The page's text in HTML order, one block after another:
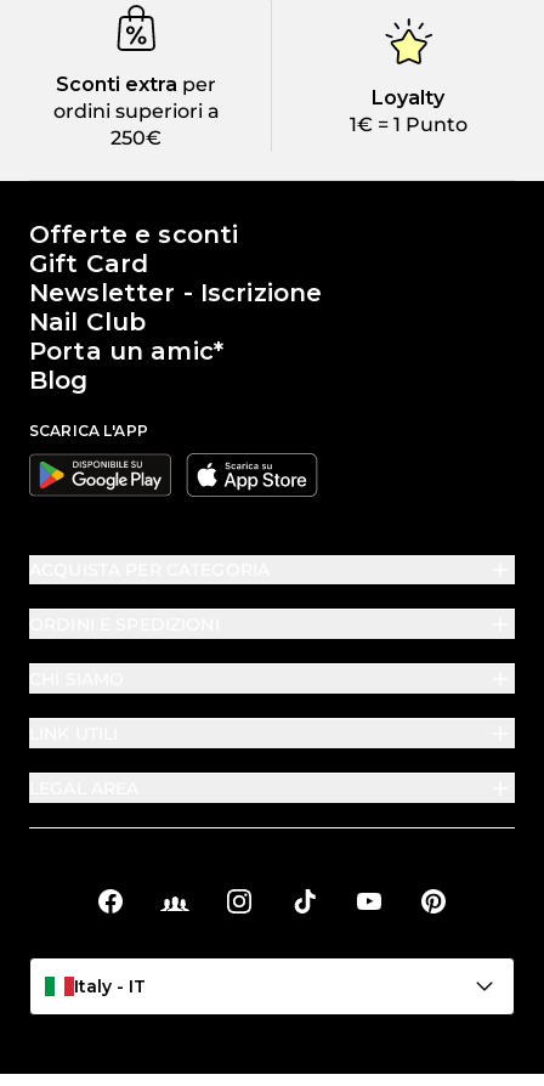
Sconti extra per
ordini superiori a
250€
Loyalty
1€ = 1 Punto
Il mondo di Passione Beauty
Offerte e sconti
Gift Card
Newsletter - Iscrizione
Nail Club
Porta un amic*
Blog
SCARICA L'APP
Google Apple
Link sociali
FacebookFacebook Groups
InstagramTikTok YouTubePinterest
Italy - IT